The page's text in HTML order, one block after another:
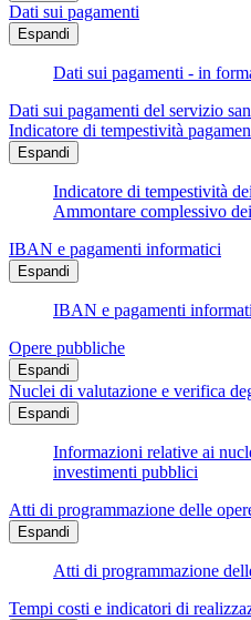
Dati sui pagamenti
Espandi
Dati sui pagamenti - in
Dati sui pagamenti del servizio
Indicatore di tempestività
Espandi
Indicatore di tempestività
Ammontare complessivo
IBAN e pagamenti informatici
Espandi
IBAN e pagamenti
Opere pubbliche
Espandi
Nuclei di valutazione e verifica
Espandi
Informazioni relative ai
investimenti pubblici
Atti di programmazione delle
Espandi
Atti di programmazione
Tempi costi e indicatori di